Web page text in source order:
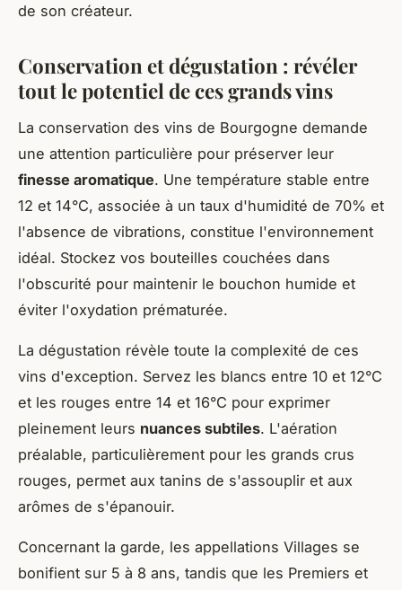
de son créateur.
Conservation et dégustation : révéler
tout le potentiel de ces grands vins
La conservation des vins de Bourgogne demande
une attention particulière pour préserver leur
finesse aromatique. Une température stable entre
12 et 14°C, associée à un taux d'humidité de 70% et
l'absence de vibrations, constitue l'environnement
idéal. Stockez vos bouteilles couchées dans
l'obscurité pour maintenir le bouchon humide et
éviter l'oxydation prématurée.
La dégustation révèle toute la complexité de ces
vins d'exception. Servez les blancs entre 10 et 12°C
et les rouges entre 14 et 16°C pour exprimer
pleinement leurs nuances subtiles. L'aération
préalable, particulièrement pour les grands crus
rouges, permet aux tanins de s'assouplir et aux
arômes de s'épanouir.
Concernant la garde, les appellations Villages se
bonifient sur 5 à 8 ans, tandis que les Premiers et